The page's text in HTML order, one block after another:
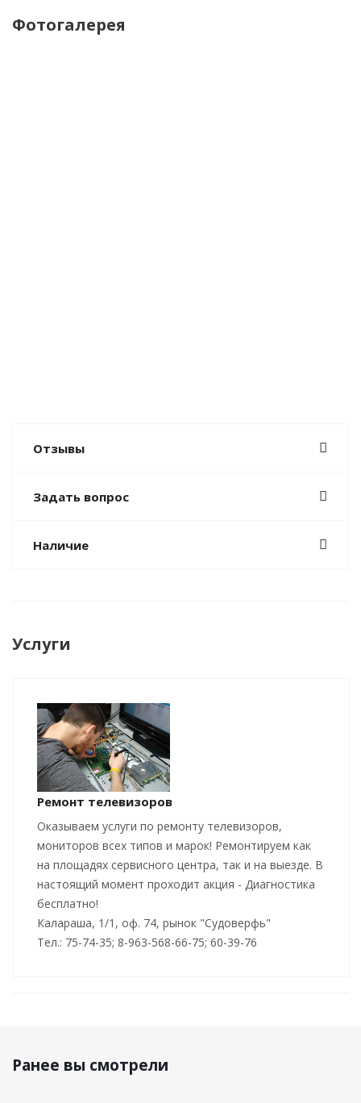
Фотогалерея
Отзывы
Задать вопрос
Наличие
Услуги
Ремонт телевизоров
Оказываем услуги по ремонту телевизоров,
мониторов всех типов и марок! Ремонтируем как
на площадях сервисного центра, так и на выезде. В
настоящий момент проходит акция - Диагностика
бесплатно!
Калараша, 1/1, оф. 74, рынок "Судоверфь"
Тел.: 75-74-35; 8-963-568-66-75; 60-39-76
Ранее вы смотрели